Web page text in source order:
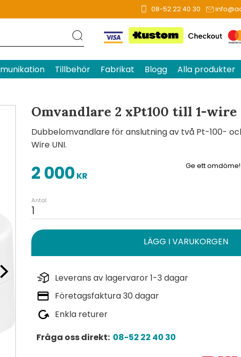
08-52 22 40 30
Tillbehör Fabrikat Blogg Alla produkter
Omvandlare 2 xPt100 till 1-wire
Dubbelomvandlare för anslutning av två Pt-100-
Wire UNI.
2 000 KR
Antal
Leverans av lagervaror 1-3 dagar
Företagsfaktura 30 dagar
Enkla returer
Fråga oss direkt: 08-52 22 40 30
Ge ett omdöme!
Baserat på 0 betyg.